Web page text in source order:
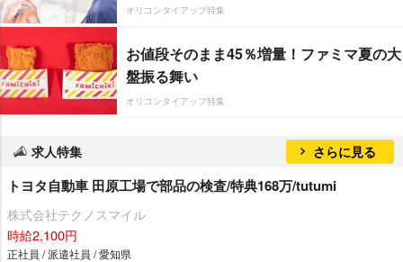
オリコンタイアップ特集
お値段そのまま45％増量！ファミマ夏の大
盤振る舞い
オリコンタイアップ特集
求人特集 さらに見る
トヨタ自動車 田原工場で部品の検査/特典168万/tutumi
株式会社テクノスマイル
時給2,100円
正社員 / 派遣社員 / 愛知県